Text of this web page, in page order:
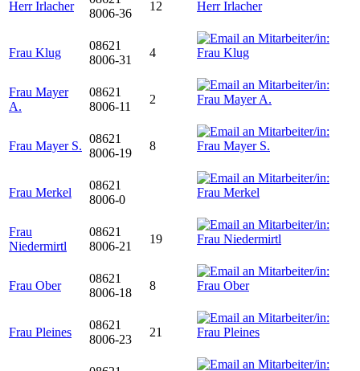
Herr Irlacher
8006-36
12
Frau Klug
08621
8006-31
4
Frau Mayer
A.
08621
8006-11
2
Frau Mayer S.
08621
8006-19
8
Frau Merkel
08621
8006-0
Frau
Niedermirtl
08621
8006-21
19
Frau Ober
08621
8006-18
8
Frau Pleines
08621
8006-23
21